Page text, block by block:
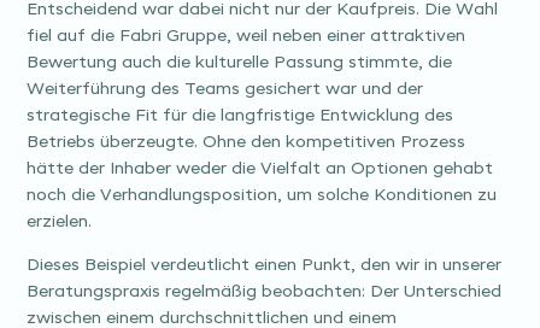
Entscheidend war dabei nicht nur der Kaufpreis. Die Wahl
fiel auf die Fabri Gruppe, weil neben einer attraktiven
Bewertung auch die kulturelle Passung stimmte, die
Weiterführung des Teams gesichert war und der
strategische Fit für die langfristige Entwicklung des
Betriebs überzeugte. Ohne den kompetitiven Prozess
hätte der Inhaber weder die Vielfalt an Optionen gehabt
noch die Verhandlungsposition, um solche Konditionen zu
erzielen.
Dieses Beispiel verdeutlicht einen Punkt, den wir in unserer
Beratungspraxis regelmäßig beobachten: Der Unterschied
zwischen einem durchschnittlichen und einem